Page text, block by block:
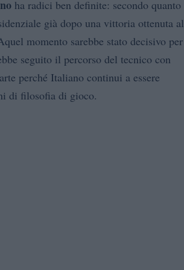
ha radici ben definite: secondo quanto
già dopo una vittoria ottenuta al
momento sarebbe stato decisivo per
seguito il percorso del tecnico con
perché Italiano continui a essere
di filosofia di gioco.